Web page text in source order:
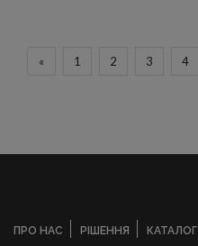
« 1 2 3 4
ПРО НАС РІШЕННЯ КАТАЛОГ